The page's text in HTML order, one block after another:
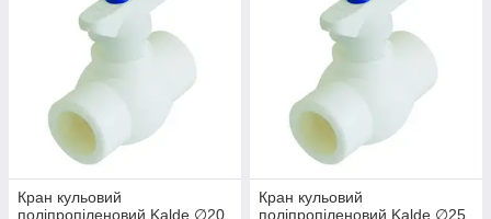
Кран кульовий
поліпропіленовий Kalde ∅20
Кран кульовий
поліпропіленовий Kalde ∅25